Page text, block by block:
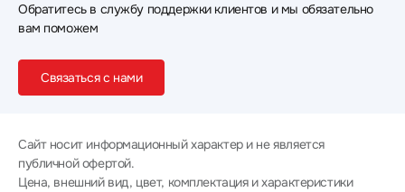
Обратитесь в службу поддержки клиентов и мы обязательно
вам поможем
Связаться с нами
Сайт носит информационный характер и не является
публичной офертой.
Цена, внешний вид, цвет, комплектация и характеристики